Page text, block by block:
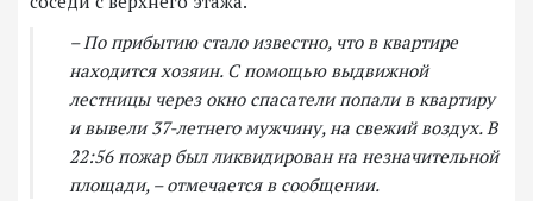
– По прибытию стало известно, что в квартире
находится хозяин. С помощью выдвижной
лестницы через окно спасатели попали в квартиру
и вывели 37-летнего мужчину, на свежий воздух. В
22:56 пожар был ликвидирован на незначительной
площади, – отмечается в сообщении.